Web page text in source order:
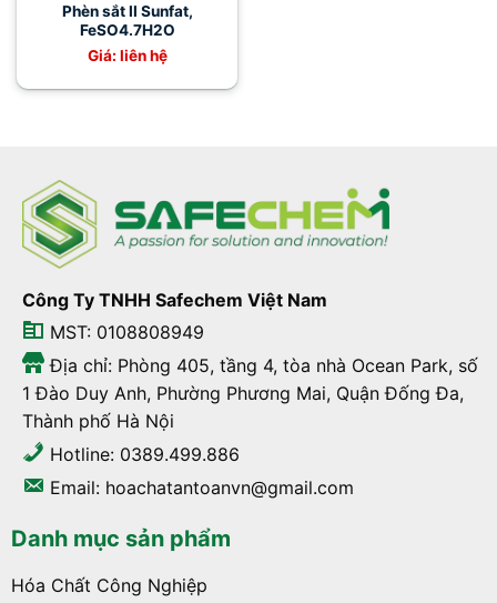
Phèn sắt II Sunfat,
FeSO4.7H2O
Giá: liên hệ
Công Ty TNHH Safechem Việt Nam
MST: 0108808949
Địa chỉ: Phòng 405, tầng 4, tòa nhà Ocean Park, số
1 Đào Duy Anh, Phường Phương Mai, Quận Đống Đa,
Thành phố Hà Nội
Hotline: 0389.499.886
Email: hoachatantoanvn@gmail.com
Danh mục sản phẩm
Hóa Chất Công Nghiệp